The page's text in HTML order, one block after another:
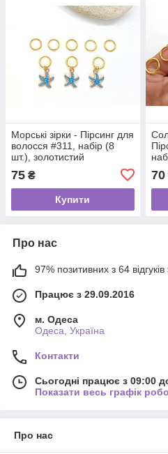
Морські зірки - Пірсинг для
волосся #311, набір (8
шт.), золотистий
75 ₴
Купити
70
Про нас
97% позитивних з 64 відгуків
Працює з 29.09.2016
м. Одеса
Одеса, Україна
Контакти
Сьогодні працює з 09:00
Показати весь графік
Про нас